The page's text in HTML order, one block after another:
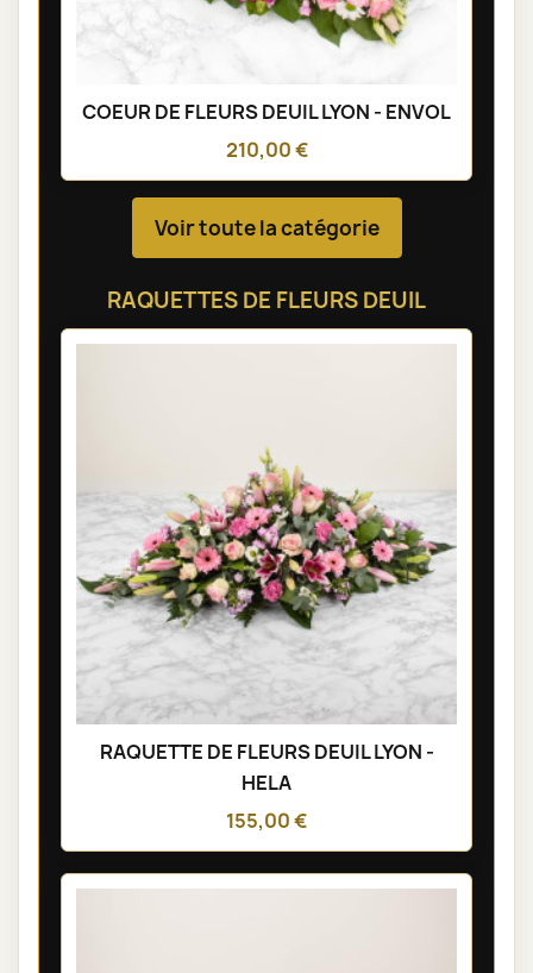
COEUR DE FLEURS DEUIL LYON - ENVOL
210,00 €
Voir toute la catégorie
RAQUETTES DE FLEURS DEUIL
RAQUETTE DE FLEURS DEUIL LYON -
HELA
155,00 €